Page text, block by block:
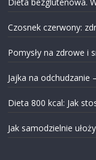
Dieta bezglutenowa.
Czosnek czerwony:
Pomysły na zdrowe i
Jajka na odchudzanie
Dieta 800 kcal: Jak
Jak samodzielnie